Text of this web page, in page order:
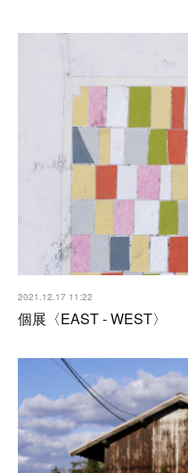
2021.12.17 11:22
個展〈EAST - WEST〉